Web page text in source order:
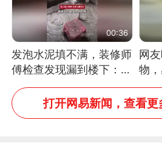
00:36
发泡水泥填不满，装修师
傅检查发现漏到楼下：出
风口未延伸到外墙
网
物
些
打开网易新闻，查看更